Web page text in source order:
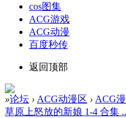
cos图集
ACG游戏
ACG动漫
百度秒传
返回顶部
»论坛 › ACG动漫区 › ACG
草原上怒放的新娘 1-4 合集